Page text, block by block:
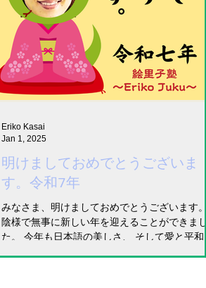
明けましておめでとうございま
す。令和7年
みなさま、明けましておめでとうございます。 お
陰様で無事に新しい年を迎えることができまし
た。 今年も日本語の美しさ、 そして愛と平和を
Eriko Kasai
Jan 1, 2025